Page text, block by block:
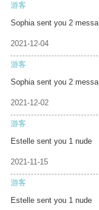
游客
Sophia sent you 2 messa
2021-12-04
游客
Sophia sent you 2 messa
2021-12-02
游客
Estelle sent you 1 nude
2021-11-15
游客
Estelle sent you 1 nude